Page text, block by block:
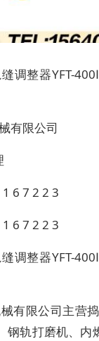
调整器YFT-
有限公司
6 7 2 2 3
6 7 2 2 3
调整器YFT-
有限公司主营
钢轨打磨机、内